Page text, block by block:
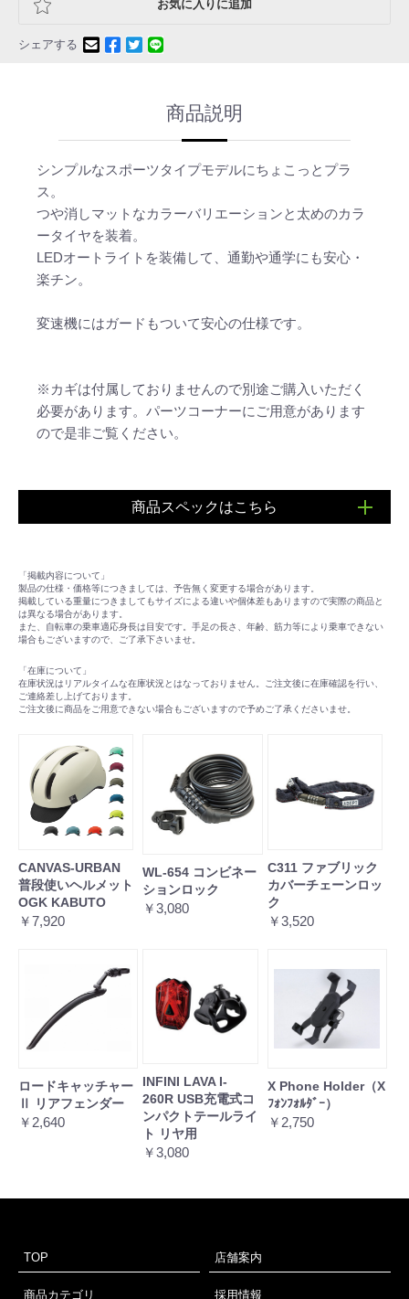
お気に入りに追加
シェアする
商品説明
シンプルなスポーツタイプモデルにちょこっとプラ
ス。
つや消しマットなカラーバリエーションと太めのカラ
ータイヤを装着。
LEDオートライトを装備して、通勤や通学にも安心・
楽チン。
変速機にはガードもついて安心の仕様です。
※カギは付属しておりませんので別途ご購入いただく
必要があります。パーツコーナーにご用意があります
ので是非ご覧ください。
商品スペックはこちら
460mm 約160～175cm
510mm 約170～185cm
■重量：約13kg
■ライト：LEDオートライト
■変速：シマノ製外装6段変速
■カギ：なし
■サドル：コンフォートサドル
■スタンド：サイドスタンド
■ブレーキ：Ｖブレーキ
■タイヤチューブ仕様：サイドブラウンタイヤ 700x38c
英式バルブ
「掲載内容について」
製品の仕様・価格等につきましては、予告無く変更する場合があります。
掲載している重量につきましてもサイズによる違いや個体差もありますので実際の商品と
は異なる場合があります。
また、自転車の乗車適応身長は目安です。手足の長さ、年齢、筋力等により乗車できない
場合もございますので、ご了承下さいませ。
「在庫について」
在庫状況はリアルタイムな在庫状況とはなっておりません。ご注文後に在庫確認を行い、
ご連絡差し上げております。
ご注文後に商品をご用意できない場合もございますので予めご了承くださいませ。
CANVAS-URBAN
普段使いヘルメット
OGK KABUTO
￥7,920
WL-654 コンビネー
ションロック
￥3,080
C311 ファブリック
カバーチェーンロッ
ク
￥3,520
ロードキャッチャー
Ⅱ リアフェンダー
￥2,640
INFINI LAVA I-
260R USB充電式コ
ンパクトテールライ
ト リヤ用
￥3,080
X Phone Holder（X
ﾌｫﾝﾌｫﾙﾀﾞｰ）
￥2,750
TOP 店舗案内
商品カテゴリ 採用情報